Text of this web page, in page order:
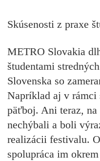
Skúsenosti z praxe
METRO Slovakia
študentami
Slovenska so
Napríklad aj v
päťboj. Ani teraz,
nechýbali a boli
realizácii festivalu.
spolupráca im